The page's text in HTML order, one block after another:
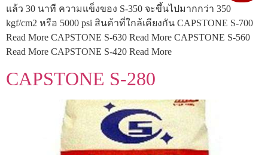
แล้ว 30 นาที ความแข็งของ S-350 จะขึ้นไปมากกว่า 350
kgf/cm2 หรือ 5000 psi สินค้าที่ใกล้เคียงกัน CAPSTONE S-700
Read More CAPSTONE S-630 Read More CAPSTONE S-560
Read More CAPSTONE S-420 Read More
CAPSTONE S-280